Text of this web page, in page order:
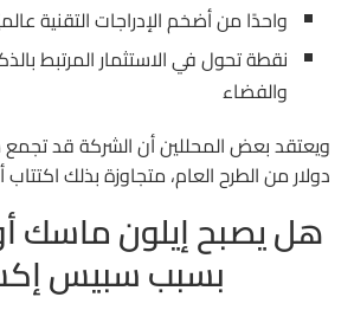
واحدًا من أضخم الإدراجات التقنية
نقطة تحول في الاستثمار المرتبط
والفضاء
دولار من الطرح العام، متجاوزة بذلك اكتتاب
هل يصبح إيلون ماسك
بسبب سبيس